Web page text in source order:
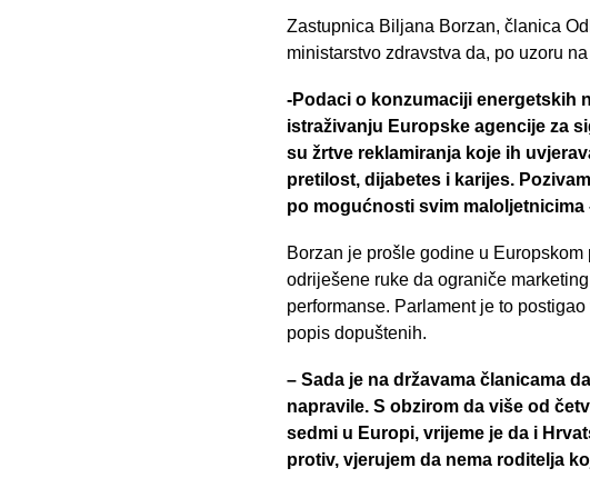
Zastupnica Biljana Borzan, članica
ministarstvo zdravstva da, po uzoru
-Podaci o konzumaciji energetskih
istraživanju Europske agencije za
su žrtve reklamiranja koje ih
pretilost, dijabetes i karijes.
po mogućnosti svim maloljetnicima
Borzan je prošle godine u
odriješene ruke da ograniče
performanse. Parlament je to
popis dopuštenih.
– Sada je na državama članicama
napravile. S obzirom da više od
sedmi u Europi, vrijeme je da i
protiv, vjerujem da nema roditelja